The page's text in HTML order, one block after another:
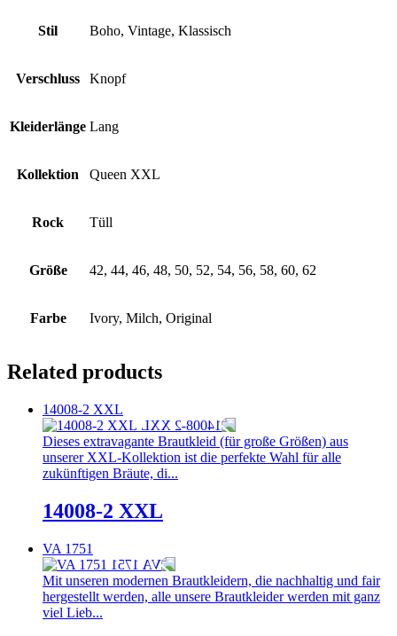
Stil Boho, Vintage, Klassisch
Verschluss Knopf
Kleiderlänge Lang
Kollektion Queen XXL
Rock Tüll
Größe 42, 44, 46, 48, 50, 52, 54, 56, 58, 60, 62
Farbe Ivory, Milch, Original
Related products
14008-2 XXL
Dieses extravagante Brautkleid (für große Größen) aus
unserer XXL-Kollektion ist die perfekte Wahl für alle
zukünftigen Bräute, di...
14008-2 XXL
VA 1751
Mit unseren modernen Brautkleidern, die nachhaltig und fair
hergestellt werden, alle unsere Brautkleider werden mit ganz
viel Lieb...